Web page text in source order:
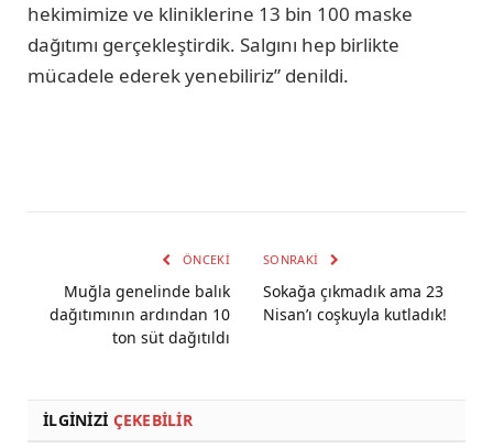
hekimimize ve kliniklerine 13 bin 100 maske
dağıtımı gerçekleştirdik. Salgını hep birlikte
mücadele ederek yenebiliriz” denildi.
ÖNCEKI
Muğla genelinde balık
dağıtımının ardından 10
ton süt dağıtıldı
SONRAKI
Sokağa çıkmadık ama 23
Nisan’ı coşkuyla kutladık!
İLGINIZI ÇEKEBILIR